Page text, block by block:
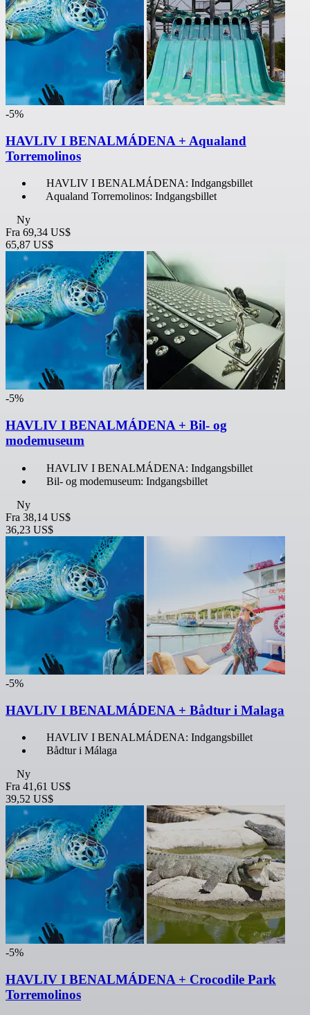
-5%
HAVLIV I BENALMÁDENA + Aqualand
Torremolinos
HAVLIV I BENALMÁDENA: Indgangsbillet
Aqualand Torremolinos: Indgangsbillet
Ny
Fra 69,34 US$
65,87 US$
-5%
HAVLIV I BENALMÁDENA + Bil- og
modemuseum
HAVLIV I BENALMÁDENA: Indgangsbillet
Bil- og modemuseum: Indgangsbillet
Ny
Fra 38,14 US$
36,23 US$
-5%
HAVLIV I BENALMÁDENA + Bådtur i Malaga
HAVLIV I BENALMÁDENA: Indgangsbillet
Bådtur i Málaga
Ny
Fra 41,61 US$
39,52 US$
-5%
HAVLIV I BENALMÁDENA + Crocodile Park
Torremolinos